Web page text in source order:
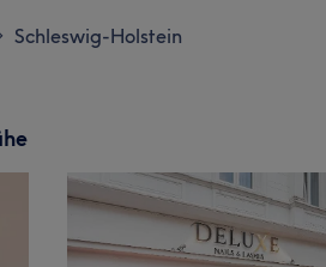
Schleswig-Holstein